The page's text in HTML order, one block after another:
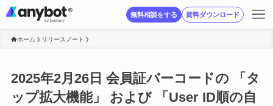
無料相談をする 資料ダウンロード
ホーム リリースノート
2025年2月26日 会員証バーコードの 「タ
ップ拡大機能」 および 「User ID順の自